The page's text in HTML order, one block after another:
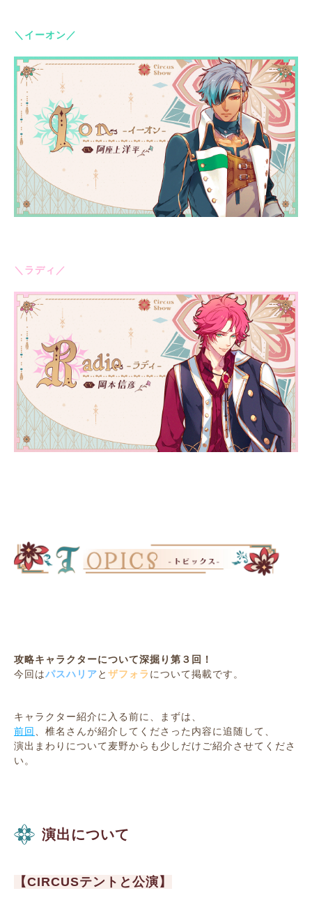
＼イーオン／
＼ラディ／
攻略キャラクターについて深掘り第３回！
今回はパスハリアと ザフォラ について掲載です。
キャラクター紹介に入る前に、まずは、
前回
、椎名さんが紹介してくださった内容に追随して、
演出まわりについて麦野からも少しだけご紹介させてくださ
い。
演出について
【CIRCUSテントと公演】